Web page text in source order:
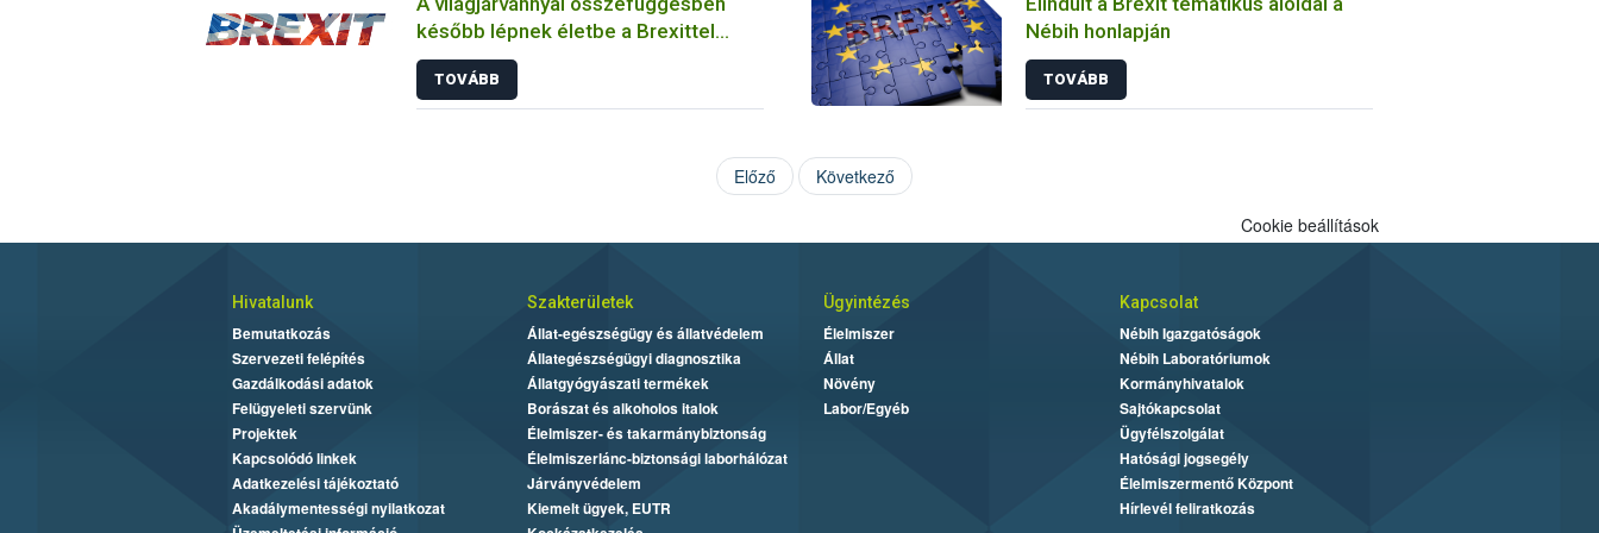
később lépnek életbe a Brexittel
összefüggő változások
TOVÁBB
Nébih honlapján
TOVÁBB
Előző Következő
Cookie beállítások
Hivatalunk
Bemutatkozás
Szervezeti felépítés
Gazdálkodási adatok
Felügyeleti szervünk
Projektek
Kapcsolódó linkek
Adatkezelési tájékoztató
Akadálymentességi nyilatkozat
Szakterületek
Állat-egészségügy és állatvédelem
Állategészségügyi diagnosztika
Állatgyógyászati termékek
Borászat és alkoholos italok
Élelmiszer- és takarmánybiztonság
Élelmiszerlánc-biztonsági laborhálózat
Járványvédelem
Kiemelt ügyek, EUTR
Ügyintézés
Élelmiszer
Állat
Növény
Labor/Egyéb
Kapcsolat
Nébih Igazgatóságok
Nébih Laboratóriumok
Kormányhivatalok
Sajtókapcsolat
Ügyfélszolgálat
Hatósági jogsegély
Élelmiszermentő Központ
Hírlevél feliratkozás